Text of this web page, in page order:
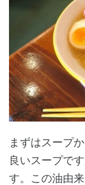
まずはスープ
良いスープで
す。この油由